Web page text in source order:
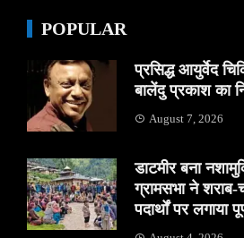
POPULAR
प्रसिद्ध आयुर्वेद
बालेंदु प्रकाश का
August 7, 2026
डाटमीर बना
ग्रामसभा ने
पदार्थों पर लगाया